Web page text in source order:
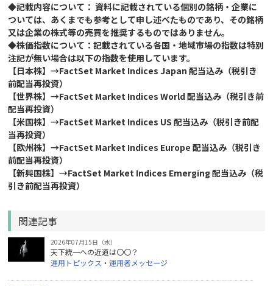
◆記載内容について： 資料に記載されている個別の銘柄・企業に
ついては、あくまでも参考として申し述べたものであり、その銘柄
又は企業の株式等の売買を推奨するものではありません。
◆株価指数について：記載されている各国・地域市場の指数は特別
注記が無い場合は以下の指数を使用しています。
【日本株】→FactSet Market Indices Japan 配当込み（税引き
前配当再投資）
【世界株】→FactSet Market Indices World 配当込み（税引き前
配当再投資）
【米国株】→FactSet Market Indices US 配当込み（税引き前配
当再投資）
【欧州株】→FactSet Market Indices Europe 配当込み（税引き
前配当再投資）
【新興国株】→FactSet Market Indices Emerging 配当込み（税
引き前配当再投資）
関連記事
2026年07月15日（水）
天下統一への近道は〇〇？
運用トピックス ・運用者メッセージ